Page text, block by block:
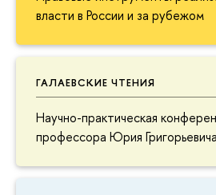
власти в России и за рубежом
ГАЛАЕВСКИЕ ЧТЕНИЯ
Научно-практическая
профессора Юрия Григорьевича